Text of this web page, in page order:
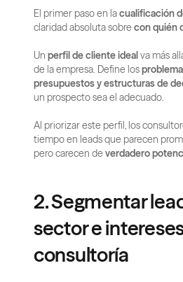
El primer paso en la cualificación
claridad absoluta sobre con quién
Un perfil de cliente ideal va más
de la empresa. Define los
presupuestos y estructuras de
un prospecto sea el adecuado.
Al priorizar este perfil, los
tiempo en leads que parecen
pero carecen de verdadero
2. Segmentar
sector e
consultoría